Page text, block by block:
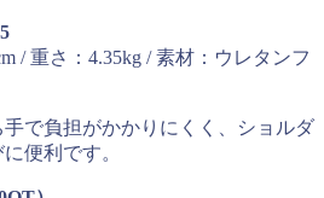
/ 重さ：4.35kg / 素材：ウレタンフ
で負担がかかりにくく、ショルダ
便利です。